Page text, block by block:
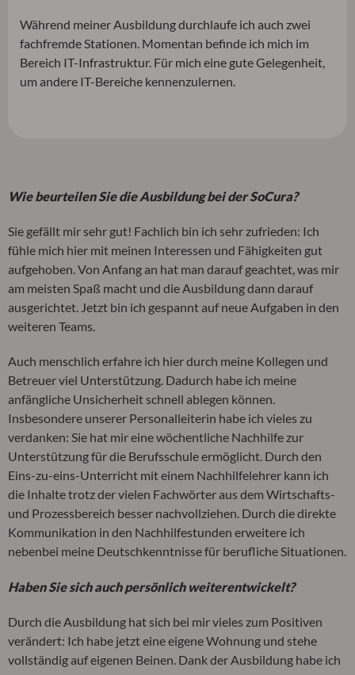
Während meiner Ausbildung durchlaufe ich auch zwei
fachfremde Stationen. Momentan befinde ich mich im
Bereich IT-Infrastruktur. Für mich eine gute Gelegenheit,
um andere IT-Bereiche kennenzulernen.
Wie beurteilen Sie die Ausbildung bei der SoCura?
Sie gefällt mir sehr gut! Fachlich bin ich sehr zufrieden: Ich
fühle mich hier mit meinen Interessen und Fähigkeiten gut
aufgehoben. Von Anfang an hat man darauf geachtet, was mir
am meisten Spaß macht und die Ausbildung dann darauf
ausgerichtet. Jetzt bin ich gespannt auf neue Aufgaben in den
weiteren Teams.
Auch menschlich erfahre ich hier durch meine Kollegen und
Betreuer viel Unterstützung. Dadurch habe ich meine
anfängliche Unsicherheit schnell ablegen können.
Insbesondere unserer Personalleiterin habe ich vieles zu
verdanken: Sie hat mir eine wöchentliche Nachhilfe zur
Unterstützung für die Berufsschule ermöglicht. Durch den
Eins-zu-eins-Unterricht mit einem Nachhilfelehrer kann ich
die Inhalte trotz der vielen Fachwörter aus dem Wirtschafts-
und Prozessbereich besser nachvollziehen. Durch die direkte
Kommunikation in den Nachhilfestunden erweitere ich
nebenbei meine Deutschkenntnisse für berufliche Situationen.
Haben Sie sich auch persönlich weiterentwickelt?
Durch die Ausbildung hat sich bei mir vieles zum Positiven
verändert: Ich habe jetzt eine eigene Wohnung und stehe
vollständig auf eigenen Beinen. Dank der Ausbildung habe ich